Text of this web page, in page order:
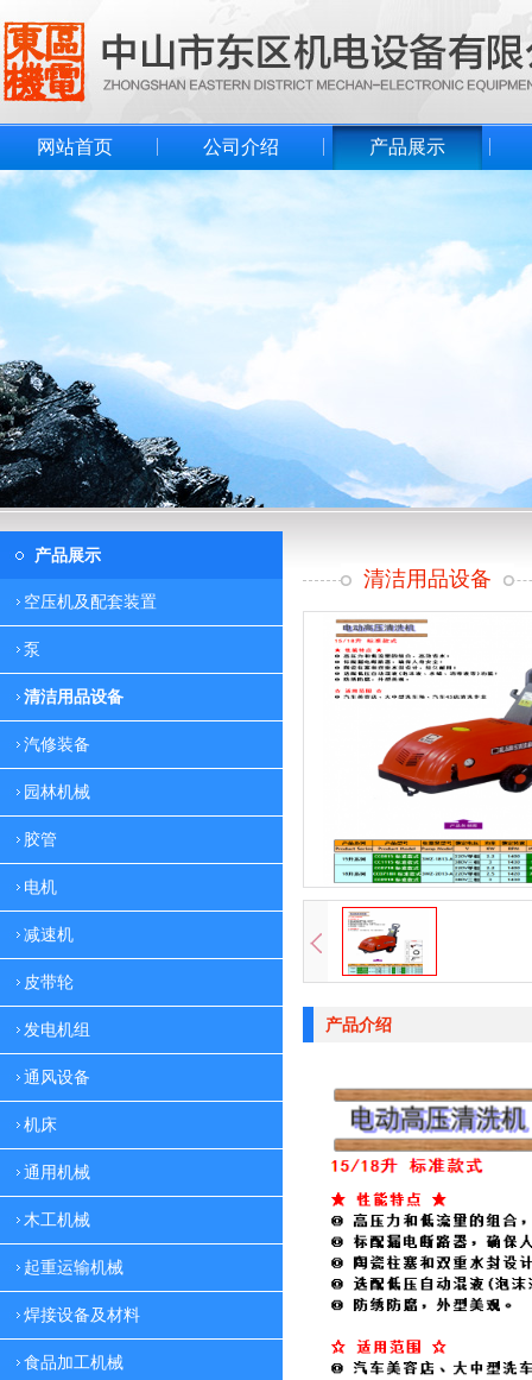
网站首页 公司介绍 产品展示
产品展示
空压机及配套装置
泵
清洁用品设备
汽修装备
园林机械
胶管
电机
减速机
皮带轮
发电机组
通风设备
机床
通用机械
木工机械
起重运输机械
焊接设备及材料
食品加工机械
清洁用品设备
产品介绍